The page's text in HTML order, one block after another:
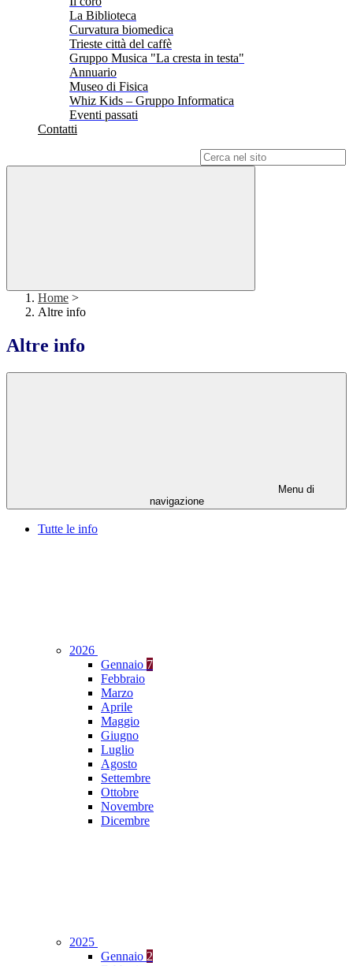
La Biblioteca
Curvatura biomedica
Trieste città del caffè
Gruppo Musica "La cresta in testa"
Annuario
Museo di Fisica
Whiz Kids – Gruppo Informatica
Eventi passati
Contatti
Home >
Altre info
Altre info
Menu di
navigazione
Tutte le info
2026
Gennaio 7
Febbraio
Marzo
Aprile
Maggio
Giugno
Luglio
Agosto
Settembre
Ottobre
Novembre
Dicembre
2025
Gennaio 2